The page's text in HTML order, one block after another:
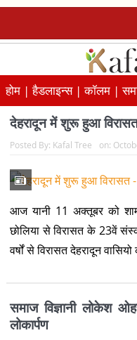
होम |हैडलाइन्स |कॉलम |
देहरादून में शुरू हुआ
Posted By: Kafal Tree on:
आज यानी 11 अक्तूबर को
छोलिया से विरासत के 23वें
वर्षों से विरासत देहरादून
समाज विज्ञानी लोकेश
लोकार्पण